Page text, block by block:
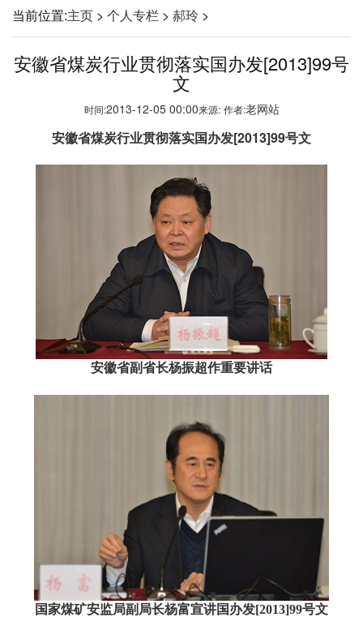
当前位置:主页 > 个人专栏 > 郝玲 >
安徽省煤炭行业贯彻落实国办发[2013]99号
文
时间:2013-12-05 00:00来源: 作者:老网站
安徽省煤炭行业贯彻落实国办发[2013]99号文
安徽省副省长杨振超作重要讲话
国家煤矿安监局副局长杨富宣讲国办发[2013]99号文